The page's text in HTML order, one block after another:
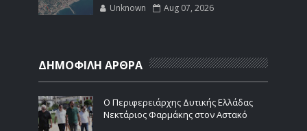
Unknown Aug 07, 2026
ΔΗΜΟΦΙΛΗ ΑΡΘΡΑ
Ο Περιφερειάρχης Δυτικής Ελλάδας
Νεκτάριος Φαρμάκης στον Αστακό